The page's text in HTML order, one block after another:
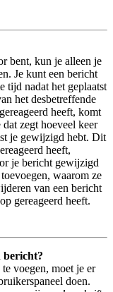
bent, kun je alleen je
Je kunt een bericht
tijd nadat het geplaatst
het desbetreffende
heeft, komt
zegt hoeveel keer
je gewijzigd hebt. Dit
heeft,
je bericht gewijzigd
waarom ze
van een bericht
gereageerd heeft.
bericht?
voegen, moet je er
doen.